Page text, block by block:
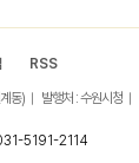
RSS
동) 발행처 : 수원시청
5191-2114